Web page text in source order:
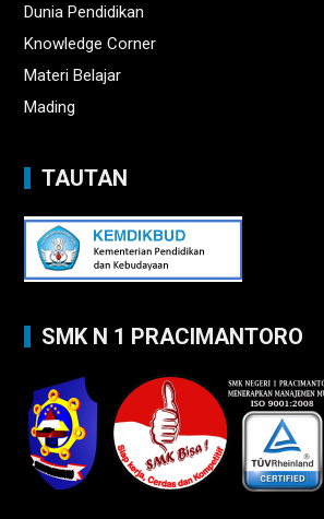
Dunia Pendidikan
Knowledge Corner
Materi Belajar
Mading
TAUTAN
SMK N 1 PRACIMANTORO